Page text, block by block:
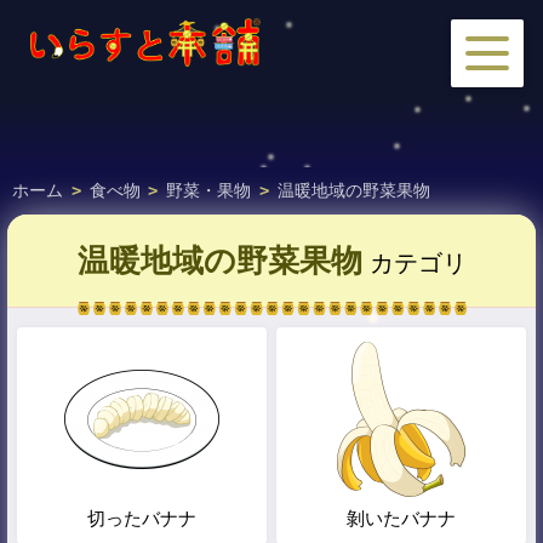
ホーム > 食べ物 > 野菜・果物 > 温暖地域の野菜果物
温暖地域の野菜果物 カテゴリ
切ったバナナ 剝いたバナナ